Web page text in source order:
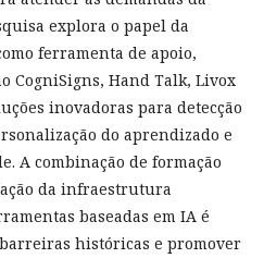
explora o papel da
ferramenta de apoio,
CogniSigns, Hand Talk, Livox
inovadoras para detecção
do aprendizado e
A combinação de formação
da infraestrutura
baseadas em IA é
históricas e promover